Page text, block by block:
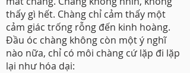
thấy gì hết. Chàng chỉ cảm thấy một
cảm giác trống rỗng đến kinh hoàng.
Đầu óc chàng không còn một ý nghĩ
nào nữa, chỉ có môi chàng cứ lặp đi lặp
lại như hóa dại: